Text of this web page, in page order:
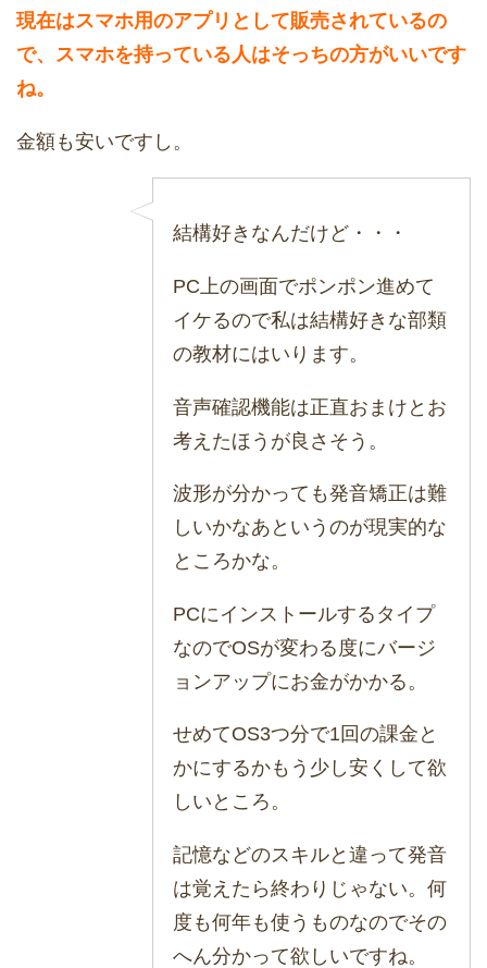
現在はスマホ用のアプリとして販売されているの
で、スマホを持っている人はそっちの方がいいです
ね。
金額も安いですし。
結構好きなんだけど・・・
PC上の画面でポンポン進めて
イケるので私は結構好きな部類
の教材にはいります。
音声確認機能は正直おまけとお
考えたほうが良さそう。
波形が分かっても発音矯正は難
しいかなあというのが現実的な
ところかな。
PCにインストールするタイプ
なのでOSが変わる度にバージ
ョンアップにお金がかかる。
せめてOS3つ分で1回の課金と
かにするかもう少し安くして欲
しいところ。
記憶などのスキルと違って発音
は覚えたら終わりじゃない。何
度も何年も使うものなのでその
へん分かって欲しいですね。